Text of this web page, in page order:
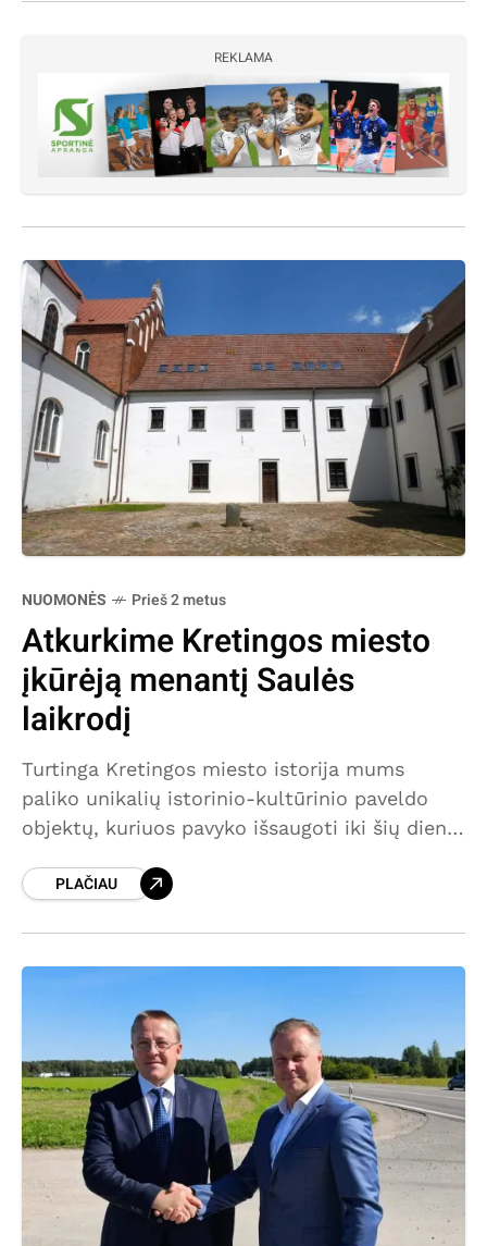
REKLAMA
NUOMONĖS Prieš 2 metus
Atkurkime Kretingos miesto
įkūrėją menantį Saulės
laikrodį
Turtinga Kretingos miesto istorija mums
paliko unikalių istorinio-kultūrinio paveldo
objektų, kuriuos pavyko išsaugoti iki šių dienų.
įrengtas miesto įkūrėją Joną Karolį
PLAČIAU